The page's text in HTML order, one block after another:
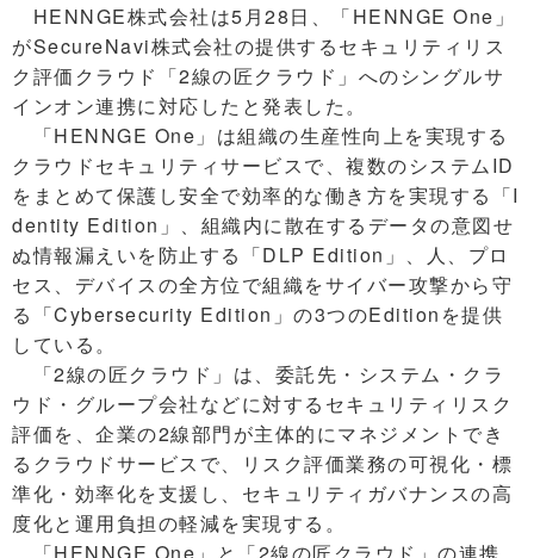
HENNGE株式会社は5月28日、「HENNGE One」
がSecureNavi株式会社の提供するセキュリティリス
ク評価クラウド「2線の匠クラウド」へのシングルサ
インオン連携に対応したと発表した。
「HENNGE One」は組織の生産性向上を実現する
クラウドセキュリティサービスで、複数のシステムID
をまとめて保護し安全で効率的な働き方を実現する「I
dentity Edition」、組織内に散在するデータの意図せ
ぬ情報漏えいを防止する「DLP Edition」、人、プロ
セス、デバイスの全方位で組織をサイバー攻撃から守
る「Cybersecurity Edition」の3つのEditionを提供
している。
「2線の匠クラウド」は、委託先・システム・クラ
ウド・グループ会社などに対するセキュリティリスク
評価を、企業の2線部門が主体的にマネジメントでき
るクラウドサービスで、リスク評価業務の可視化・標
準化・効率化を支援し、セキュリティガバナンスの高
度化と運用負担の軽減を実現する。